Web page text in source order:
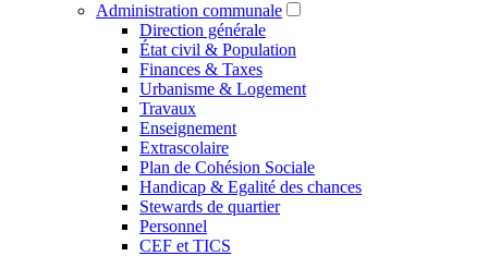
Administration communale
Direction générale
État civil & Population
Finances & Taxes
Urbanisme & Logement
Travaux
Enseignement
Extrascolaire
Plan de Cohésion Sociale
Handicap & Egalité des chances
Stewards de quartier
Personnel
CEF et TICS